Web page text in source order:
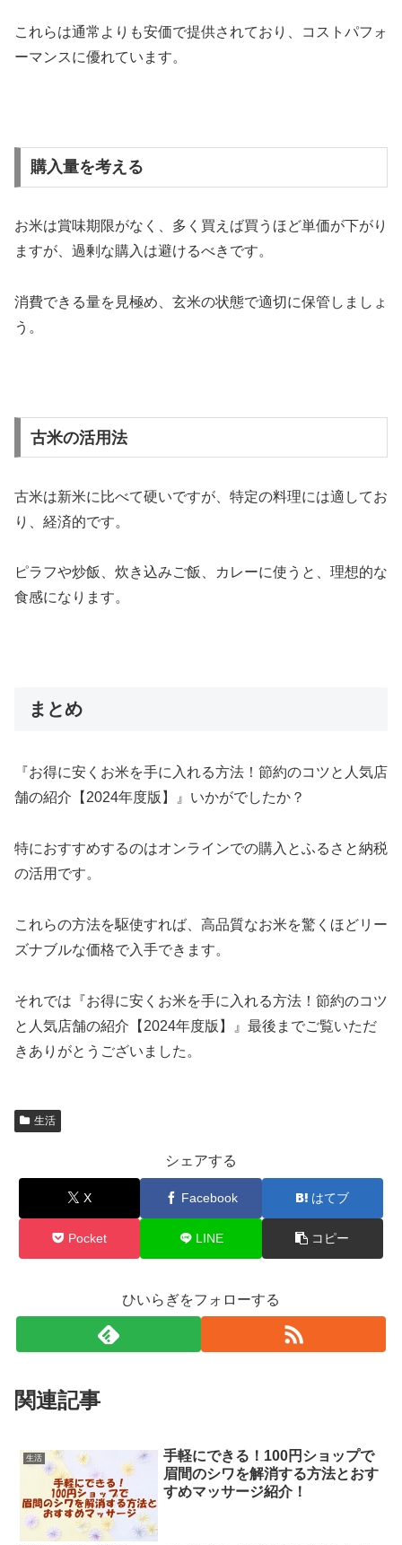
これらは通常よりも安価で提供されており、コストパフォ
ーマンスに優れています。
購入量を考える
お米は賞味期限がなく、多く買えば買うほど単価が下がり
ますが、過剰な購入は避けるべきです。
消費できる量を見極め、玄米の状態で適切に保管しましょ
う。
古米の活用法
古米は新米に比べて硬いですが、特定の料理には適してお
り、経済的です。
ピラフや炒飯、炊き込みご飯、カレーに使うと、理想的な
食感になります。
まとめ
『お得に安くお米を手に入れる方法！節約のコツと人気店
舗の紹介【2024年度版】』いかがでしたか？
特におすすめするのはオンラインでの購入とふるさと納税
の活用です。
これらの方法を駆使すれば、高品質なお米を驚くほどリー
ズナブルな価格で入手できます。
それでは『お得に安くお米を手に入れる方法！節約のコツ
と人気店舗の紹介【2024年度版】』最後までご覧いただ
きありがとうございました。
生活
シェアする
X Facebook はてブ
Pocket LINE コピー
ひいらぎをフォローする
関連記事
生活
手軽にできる！100円ショップで
眉間のシワを解消する方法とおす
すめマッサージ紹介！